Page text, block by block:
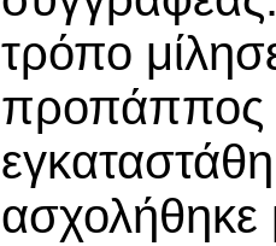
τρόπο
προπάππος
ασχολήθηκε